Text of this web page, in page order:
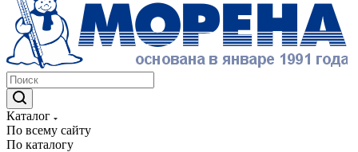
Каталог
По всему сайту
По каталогу